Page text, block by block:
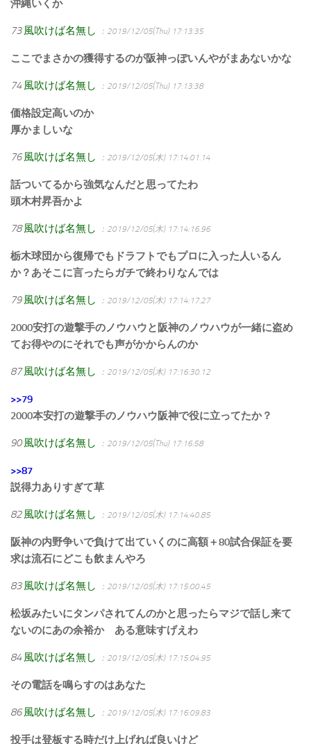
沖縄いくか
73 風吹けば名無し ：2019/12/05(Thu) 17:13:35
ここでまさかの獲得するのが阪神っぽいんやがまあないかな
74 風吹けば名無し ：2019/12/05(Thu) 17:13:38
価格設定高いのか
厚かましいな
76 風吹けば名無し ：2019/12/05(木) 17:14:01.14
話ついてるから強気なんだと思ってたわ
頭木村昇吾かよ
78 風吹けば名無し ：2019/12/05(木) 17:14:16.96
栃木球団から復帰でもドラフトでもプロに入った人いるん
か？あそこに言ったらガチで終わりなんでは
79 風吹けば名無し ：2019/12/05(木) 17:14:17.27
2000安打の遊撃手のノウハウと阪神のノウハウが一緒に盗め
てお得やのにそれでも声がかからんのか
87 風吹けば名無し ：2019/12/05(木) 17:16:30.12
>>79
2000本安打の遊撃手のノウハウ阪神で役に立ってたか？
90 風吹けば名無し ：2019/12/05(Thu) 17:16:58
>>87
説得力ありすぎて草
82 風吹けば名無し ：2019/12/05(木) 17:14:40.85
阪神の内野争いで負けて出ていくのに高額＋80試合保証を要
求は流石にどこも飲まんやろ
83 風吹けば名無し ：2019/12/05(木) 17:15:00.45
松坂みたいにタンパされてんのかと思ったらマジで話し来て
ないのにあの余裕か ある意味すげえわ
84 風吹けば名無し ：2019/12/05(木) 17:15:04.95
その電話を鳴らすのはあなた
86 風吹けば名無し ：2019/12/05(木) 17:16:09.83
投手は登板する時だけ上げれば良いけど